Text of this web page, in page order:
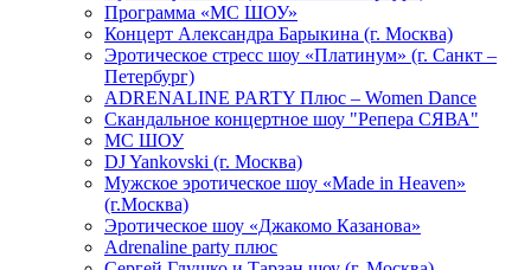
Программа «МС ШОУ»
Концерт Александра Барыкина (г. Москва)
Эротическое стресс шоу «Платинум» (г. Санкт –
Петербург)
ADRENALINE PARTY Плюс – Women Dance
Скандальное концертное шоу "Репера СЯВА"
МС ШОУ
DJ Yankovski (г. Москва)
Мужское эротическое шоу «Made in Heaven»
(г.Москва)
Эротическое шоу «Джакомо Казанова»
Adrenaline party плюс